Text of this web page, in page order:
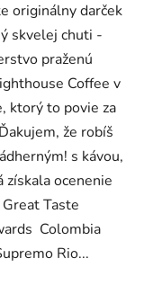
originálny darček
skvelej chuti -
praženú
Coffee v
ktorý to povie za
že robíš
s kávou,
získala ocenenie
Great Taste
Colombia
Rio...